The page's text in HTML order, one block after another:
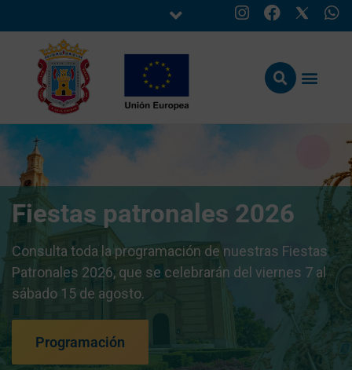
Fiestas patronales 2026
Consulta toda la programación de nuestras Fiestas
Patronales 2026, que se celebrarán del viernes 7 al
sábado 15 de agosto.
Programación